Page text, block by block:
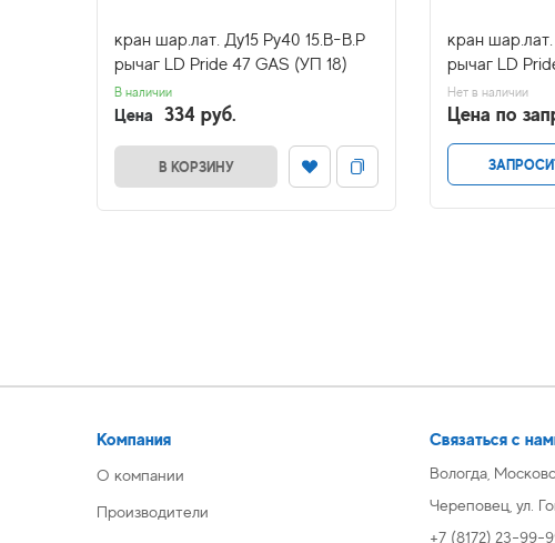
кран шар.лат. Ду15 Py40 15.В-В.Р
рычаг LD Pride 47 GAS (УП 18)
В наличии
Цена 334 руб.
В КОРЗИНУ
кран
рычаг LD
Нет в наличии
Цена по
Компания
О компании
Производители
Связаться с
Вологда,
Череповец, ул.
+7 (8172) 23-99-